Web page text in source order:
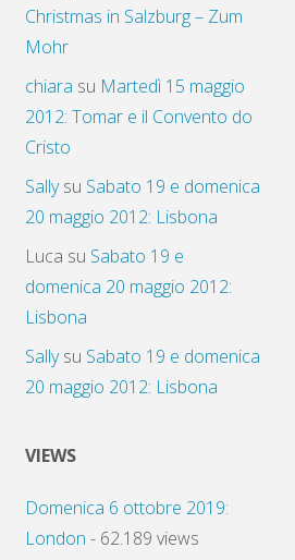
Christmas in Salzburg – Zum
Mohr
chiara su Martedì 15 maggio
2012: Tomar e il Convento do
Cristo
Sallysu Sabato 19 e domenica
20 maggio 2012: Lisbona
Luca su Sabato 19 e
domenica 20 maggio 2012:
Lisbona
Sallysu Sabato 19 e domenica
20 maggio 2012: Lisbona
VIEWS
Domenica 6 ottobre 2019:
London - 62.189 views